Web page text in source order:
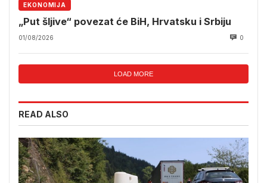
EKONOMIJA
„Put šljive“ povezat će BiH, Hrvatsku i Srbiju
01/08/2026 0
LOAD MORE
READ ALSO